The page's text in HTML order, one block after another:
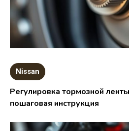
Nissan
Регулировка тормозной
пошаговая инструкция